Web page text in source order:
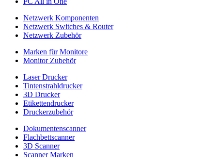
Netzwerk Komponenten
Netzwerk Switches & Router
Netzwerk Zubehör
Marken für Monitore
Monitor Zubehör
Laser Drucker
Tintenstrahldrucker
3D Drucker
Etikettendrucker
Druckerzubehör
Dokumentenscanner
Flachbettscanner
3D Scanner
Scanner Marken